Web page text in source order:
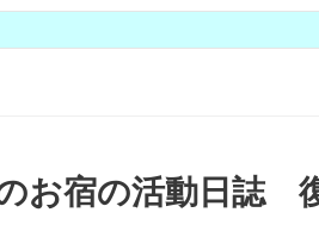
のお宿の活動日誌